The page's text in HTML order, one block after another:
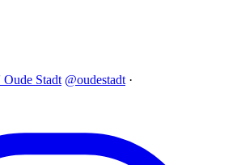
Stadt @oudestadt ·